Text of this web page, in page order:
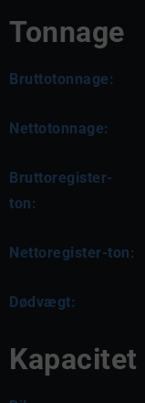
Tonnage
Bruttotonnage:
Nettotonnage:
Bruttoregister-
ton:
Nettoregister-ton:
Dødvægt:
Kapacitet